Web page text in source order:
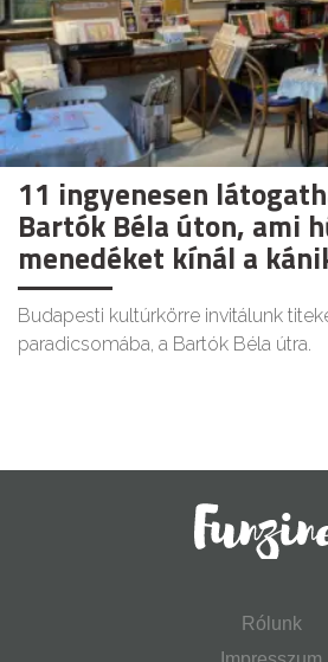
11 ingyenesen
Bartók Béla úton, ami
menedéket kínál a
Budapesti kultúrkörre invitálunk
paradicsomába, a Bartók Béla útra.
Rólunk